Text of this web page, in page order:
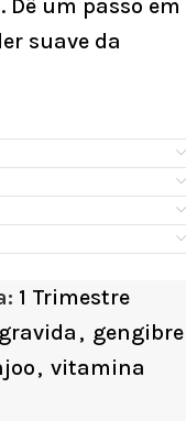
um passo em
suave da
1 Trimestre
, gengibre
, vitamina